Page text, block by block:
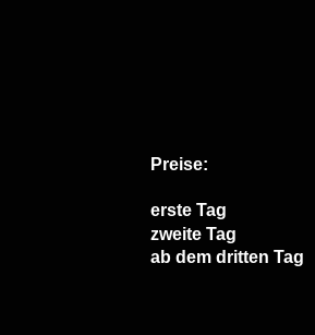
Preise:
erste Tag
zweite Tag
ab dem dritten Tag